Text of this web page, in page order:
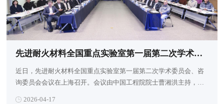
先进耐火材料全国重点实验室第一届第二次学术委员会、咨询委员会会议成功召开
近日，先进耐火材料全国重点实验室第一届第二次学术委员会、咨
询委员会会议在上海召开。会议由中国工程院院士曹湘洪主持，来
2026-04-17